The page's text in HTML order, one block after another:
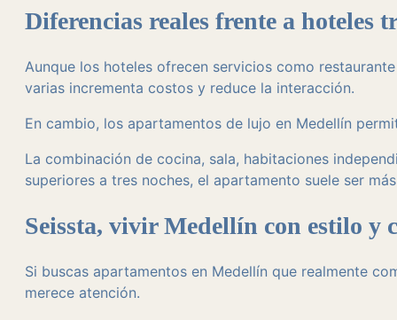
Diferencias reales frente a hoteles
Aunque los hoteles ofrecen servicios como
varias incrementa costos y reduce la interacción.
En cambio, los apartamentos de lujo en Medellín
La combinación de cocina, sala, habitaciones
superiores a tres noches, el apartamento suele ser
Seissta, vivir Medellín con estilo y
Si buscas apartamentos en Medellín que realmente
merece atención.